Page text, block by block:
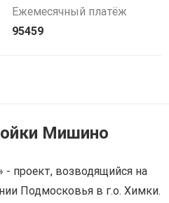
Ежемесячный платёж
95459
Мишино
проект, возводящийся на
Подмосковья в г.о. Химки.